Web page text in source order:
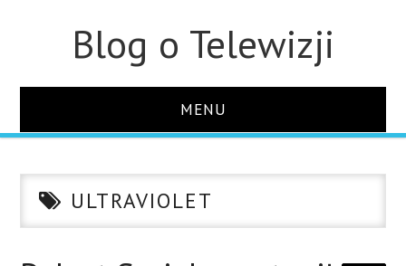
Blog o Telewizji
MENU
O STRONIEULTRAVIOLET